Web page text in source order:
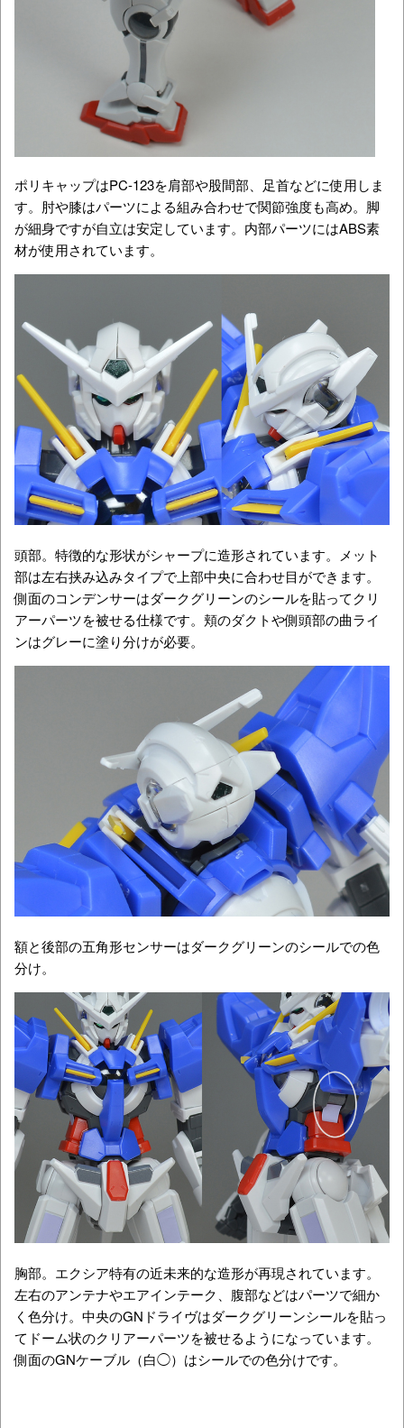
ポリキャップはPC-123を肩部や股間部、足首などに使用しま
す。肘や膝はパーツによる組み合わせで関節強度も高め。脚
が細身ですが自立は安定しています。内部パーツにはABS素
材が使用されています。
頭部。特徴的な形状がシャープに造形されています。メット
部は左右挟み込みタイプで上部中央に合わせ目ができます。
側面のコンデンサーはダークグリーンのシールを貼ってクリ
アーパーツを被せる仕様です。頬のダクトや側頭部の曲ライ
ンはグレーに塗り分けが必要。
額と後部の五角形センサーはダークグリーンのシールでの色
分け。
胸部。エクシア特有の近未来的な造形が再現されています。
左右のアンテナやエアインテーク、腹部などはパーツで細か
く色分け。中央のGNドライヴはダークグリーンシールを貼っ
てドーム状のクリアーパーツを被せるようになっています。
側面のGNケーブル（白◯）はシールでの色分けです。